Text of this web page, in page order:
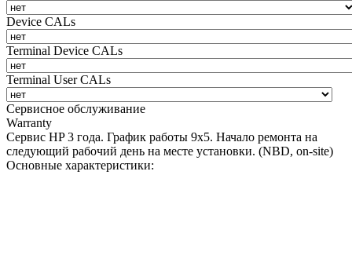
Device CALs
Terminal Device CALs
Terminal User CALs
Сервисное обслуживание
Warranty
Сервис HP 3 года. График работы 9х5. Начало ремонта на
следующий рабочий день на месте установки. (NBD, on-site)
Основные характеристики: